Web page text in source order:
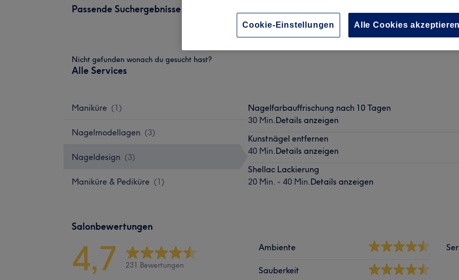
Passende Suchergebnisse
40 Min.Details anzeigen
Nicht gefunden wonach du gesucht hast?
Alle Services
Maniküre (1)
Nagelmodellagen (3)
Nageldesign (3)
Maniküre & Pediküre (1)
Nagelfarbauffrischung nach 10 Tagen
30 Min.Details anzeigen
Kunstnägel entfernen
40 Min.Details anzeigen
Shellac Lackierung
20 Min. - 40 Min.Details anzeigen
Salonbewertungen
4,7 231 Bewertungen
Ambiente
Sauberkeit
Cookie-Einstellungen Alle Cookies akzeptieren